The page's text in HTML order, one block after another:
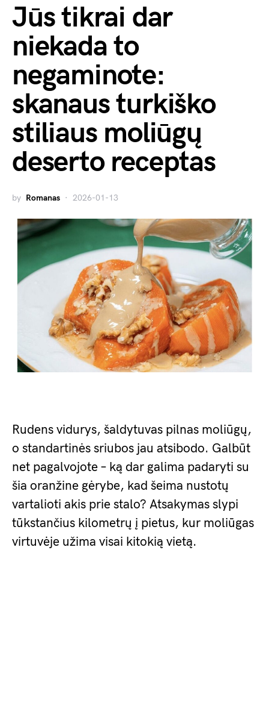
Jūs tikrai dar
niekada to
negaminote:
skanaus turkiško
stiliaus moliūgų
deserto receptas
by Romanas 2026-01-13
Rudens vidurys, šaldytuvas pilnas moliūgų,
o standartinės sriubos jau atsibodo. Galbūt
net pagalvojote – ką dar galima padaryti su
šia oranžine gėrybe, kad šeima nustotų
vartalioti akis prie stalo? Atsakymas slypi
tūkstančius kilometrų į pietus, kur moliūgas
virtuvėje užima visai kitokią vietą.